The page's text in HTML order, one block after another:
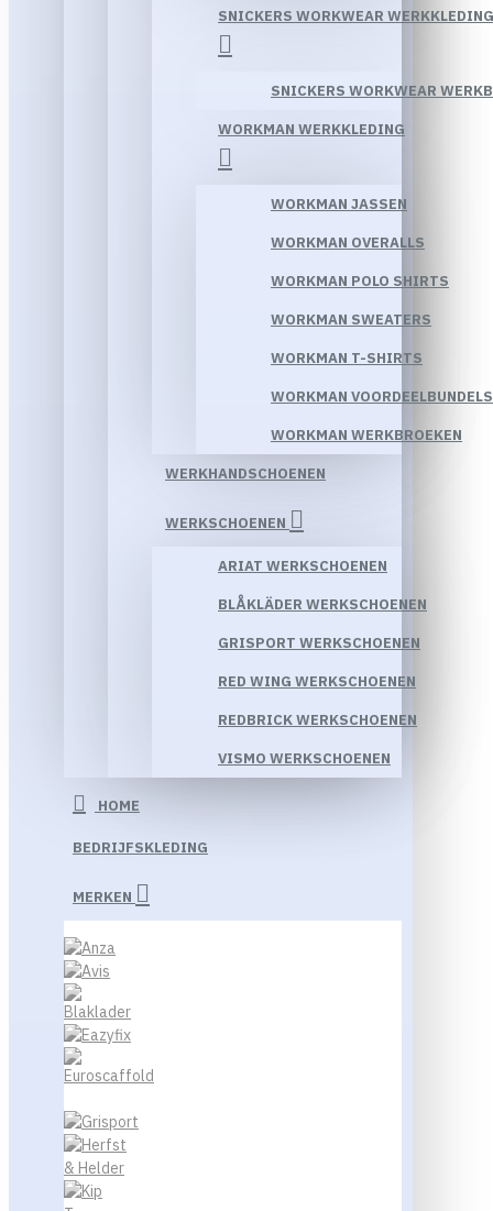
SNICKERS WORKWEAR WERKKLEDING
SNICKERS WORKWEAR
WORKMAN WERKKLEDING
WORKMAN JASSEN
WORKMAN OVERALLS
WORKMAN POLO SHIRTS
WORKMAN SWEATERS
WORKMAN T-SHIRTS
WORKMAN VOORDEELBUNDELS
WORKMAN WERKBROEKEN
WERKHANDSCHOENEN
WERKSCHOENEN
ARIAT WERKSCHOENEN
BLÅKLÄDER WERKSCHOENEN
GRISPORT WERKSCHOENEN
RED WING WERKSCHOENEN
REDBRICK WERKSCHOENEN
VISMO WERKSCHOENEN
HOME
BEDRIJFSKLEDING
MERKEN